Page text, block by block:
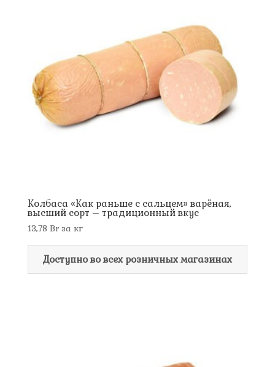
Колбаса «Как раньше с сальцем» варёная,
высший сорт – традиционный вкус
13,78 Brза кг
Доступно во всех розничных магазинах